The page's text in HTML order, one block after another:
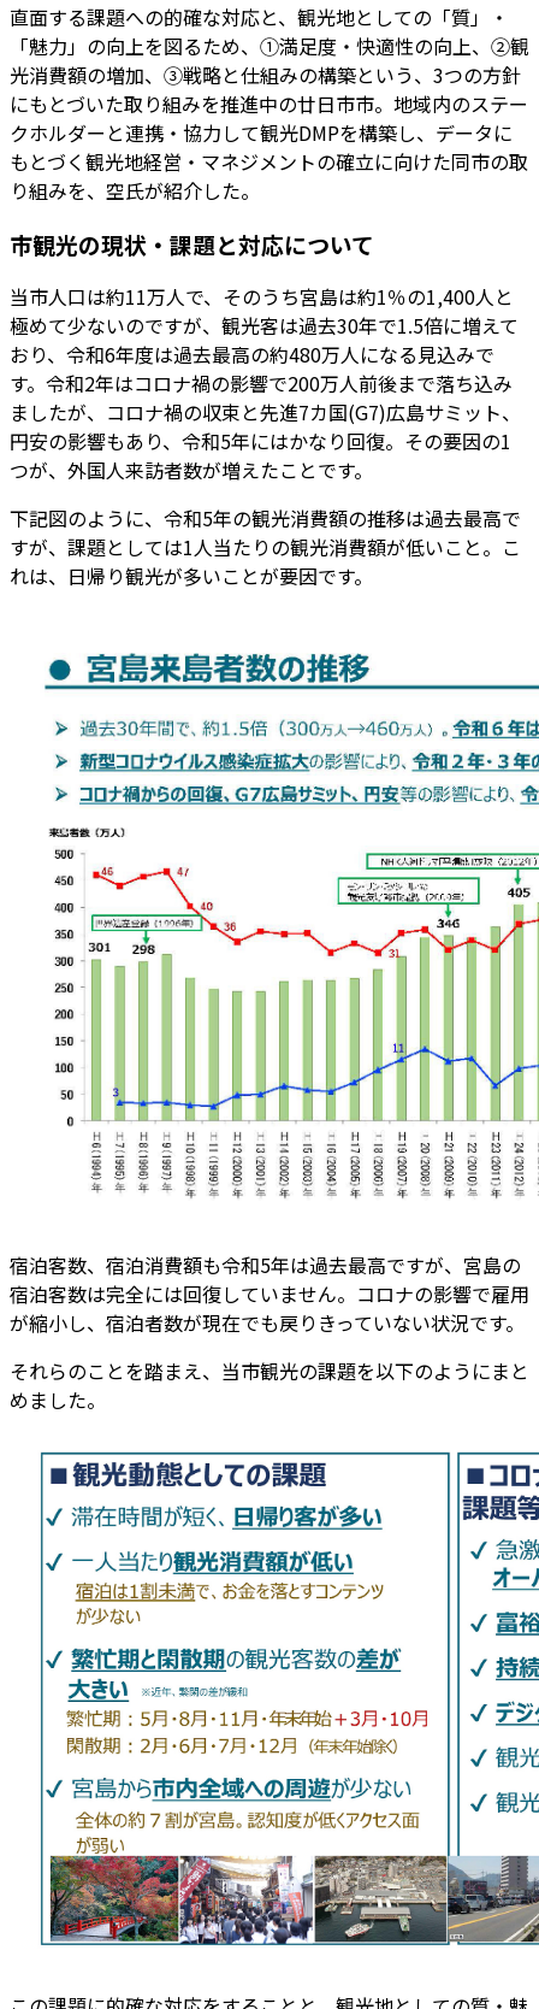
直面する課題への的確な対応と、観光地としての「質」・
「魅力」の向上を図るため、①満足度・快適性の向上、②観
光消費額の増加、③戦略と仕組みの構築という、3つの方針
にもとづいた取り組みを推進中の廿日市市。地域内のステー
クホルダーと連携・協力して観光DMPを構築し、データに
もとづく観光地経営・マネジメントの確立に向けた同市の取
り組みを、空氏が紹介した。
市観光の現状・課題と対応について
当市人口は約11万人で、そのうち宮島は約1％の1,400人と
極めて少ないのですが、観光客は過去30年で1.5倍に増えて
おり、令和6年度は過去最高の約480万人になる見込みで
す。令和2年はコロナ禍の影響で200万人前後まで落ち込み
ましたが、コロナ禍の収束と先進7カ国(G7)広島サミット、
円安の影響もあり、令和5年にはかなり回復。その要因の1
つが、外国人来訪者数が増えたことです。
下記図のように、令和5年の観光消費額の推移は過去最高で
すが、課題としては1人当たりの観光消費額が低いこと。こ
れは、日帰り観光が多いことが要因です。
宿泊客数、宿泊消費額も令和5年は過去最高ですが、宮島の
宿泊客数は完全には回復していません。コロナの影響で雇用
が縮小し、宿泊者数が現在でも戻りきっていない状況です。
それらのことを踏まえ、当市観光の課題を以下のようにまと
めました。